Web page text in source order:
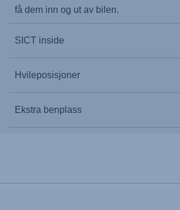
få dem inn og ut av bilen.
SICT inside
Hvileposisjoner
Ekstra benplass